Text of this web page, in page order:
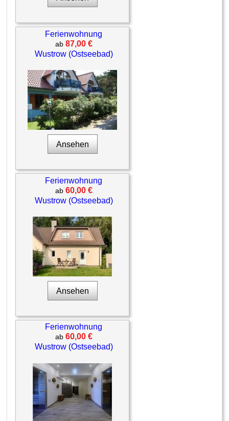
Ferienwohnung
ab 87,00 €
Wustrow (Ostseebad)
Ansehen
Ferienwohnung
ab 60,00 €
Wustrow (Ostseebad)
Ansehen
Ferienwohnung
ab 60,00 €
Wustrow (Ostseebad)